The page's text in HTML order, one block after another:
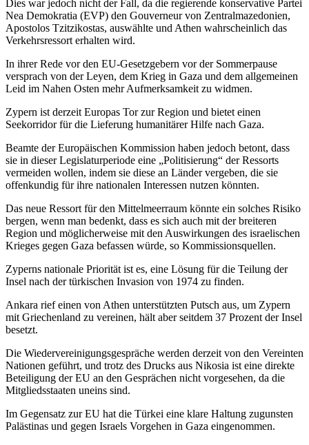
Dies war jedoch nicht der Fall, da die regierende konservative Partei
Nea Demokratia (EVP) den Gouverneur von Zentralmazedonien,
Apostolos Tzitzikostas, auswählte und Athen wahrscheinlich das
Verkehrsressort erhalten wird.
In ihrer Rede vor den EU-Gesetzgebern vor der Sommerpause
versprach von der Leyen, dem Krieg in Gaza und dem allgemeinen
Leid im Nahen Osten mehr Aufmerksamkeit zu widmen.
Zypern ist derzeit Europas Tor zur Region und bietet einen
Seekorridor für die Lieferung humanitärer Hilfe nach Gaza.
Beamte der Europäischen Kommission haben jedoch betont, dass
sie in dieser Legislaturperiode eine „Politisierung“ der Ressorts
vermeiden wollen, indem sie diese an Länder vergeben, die sie
offenkundig für ihre nationalen Interessen nutzen könnten.
Das neue Ressort für den Mittelmeerraum könnte ein solches Risiko
bergen, wenn man bedenkt, dass es sich auch mit der breiteren
Region und möglicherweise mit den Auswirkungen des israelischen
Krieges gegen Gaza befassen würde, so Kommissionsquellen.
Zyperns nationale Priorität ist es, eine Lösung für die Teilung der
Insel nach der türkischen Invasion von 1974 zu finden.
Ankara rief einen von Athen unterstützten Putsch aus, um Zypern
mit Griechenland zu vereinen, hält aber seitdem 37 Prozent der Insel
besetzt.
Die Wiedervereinigungsgespräche werden derzeit von den Vereinten
Nationen geführt, und trotz des Drucks aus Nikosia ist eine direkte
Beteiligung der EU an den Gesprächen nicht vorgesehen, da die
Mitgliedsstaaten uneins sind.
Im Gegensatz zur EU hat die Türkei eine klare Haltung zugunsten
Palästinas und gegen Israels Vorgehen in Gaza eingenommen.